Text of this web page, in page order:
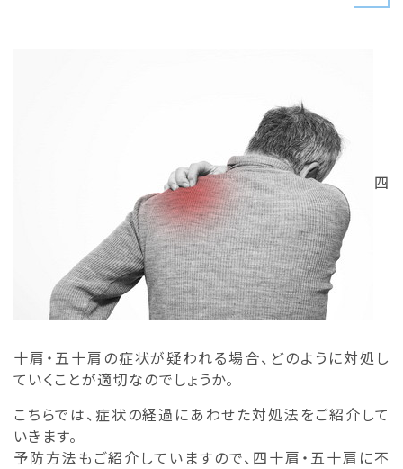
四
十肩・五十肩の症状が疑われる場合、どのように対処し
ていくことが適切なのでしょうか。
こちらでは、症状の経過にあわせた対処法をご紹介して
いきます。
予防方法もご紹介していますので、四十肩・五十肩に不